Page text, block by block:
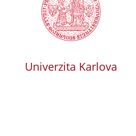
Univerzita Karlova